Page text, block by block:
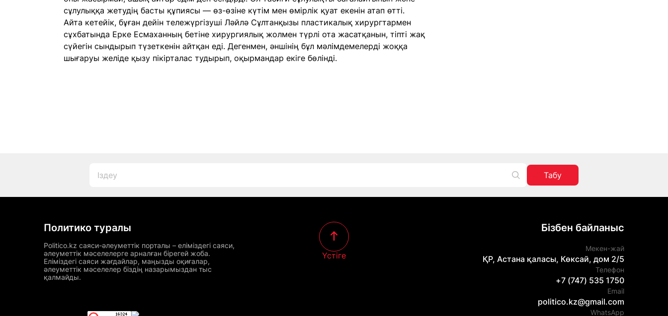
сұлулыққа жетудің басты құпиясы — өз-өзіне күтім мен өмірлік қуат екенін атап өтті.
Айта кетейік, бұған дейін тележүргізуші Ләйлә Сұлтанқызы пластикалық хирургтармен
сұхбатында Ерке Есмаханның бетіне хирургиялық жолмен түрлі ота жасатқанын, тіпті жақ
сүйегін сындырып түзеткенін айтқан еді. Дегенмен, әншінің бұл мәлімдемелерді жоққа
шығаруы желіде қызу пікірталас тудырып, оқырмандар екіге бөлінді.
Табу
Политико туралы
Politico.kz саяси-әлеуметтік порталы – еліміздегі саяси,
әлеуметтік мәселелерге арналған бірегей жоба.
Еліміздегі саяси жағдайлар, маңызды оқиғалар,
әлеуметтік мәселелер біздің назарымыздан тыс
қалмайды.
Үстіге
Бізбен байланыс
Мекен-жай
ҚР, Астана қаласы, Көксай, дом 2/5
Телефон
+7 (747) 535 1750
Email
politico.kz@gmail.com
WhatsApp